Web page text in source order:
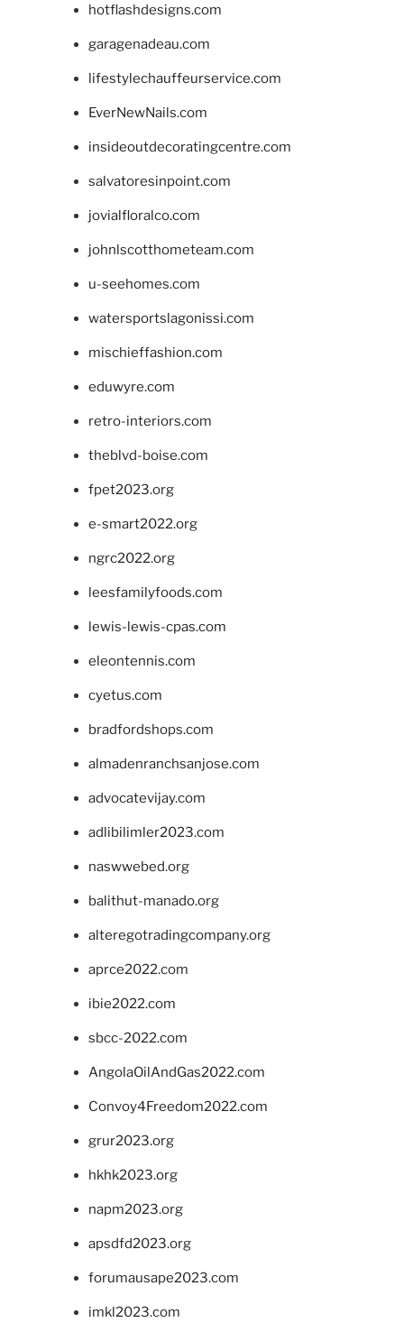
hotflashdesigns.com
garagenadeau.com
lifestylechauffeurservice.com
EverNewNails.com
insideoutdecoratingcentre.com
salvatoresinpoint.com
jovialfloralco.com
johnlscotthometeam.com
u-seehomes.com
watersportslagonissi.com
mischieffashion.com
eduwyre.com
retro-interiors.com
theblvd-boise.com
fpet2023.org
e-smart2022.org
ngrc2022.org
leesfamilyfoods.com
lewis-lewis-cpas.com
eleontennis.com
cyetus.com
bradfordshops.com
almadenranchsanjose.com
advocatevijay.com
adlibilimler2023.com
naswwebed.org
balithut-manado.org
alteregotradingcompany.org
aprce2022.com
ibie2022.com
sbcc-2022.com
AngolaOilAndGas2022.com
Convoy4Freedom2022.com
grur2023.org
hkhk2023.org
napm2023.org
apsdfd2023.org
forumausape2023.com
imkl2023.com